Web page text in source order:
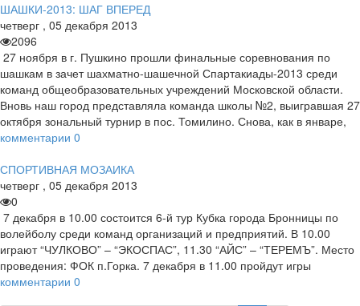
ШАШКИ-2013: ШАГ ВПЕРЕД
четверг , 05 декабря 2013
2096
27 ноября в г. Пушкино прошли финальные соревнования по
шашкам в зачет шахматно-шашечной Спартакиады-2013 среди
команд общеобразовательных учреждений Московской области.
Вновь наш город представляла команда школы №2, выигравшая 27
октября зональный турнир в пос. Томилино. Снова, как в январе,
комментарии 0
СПОРТИВНАЯ МОЗАИКА
четверг , 05 декабря 2013
0
7 декабря в 10.00 состоится 6-й тур Кубка города Бронницы по
волейболу среди команд организаций и предприятий. В 10.00
играют “ЧУЛКОВО” – “ЭКОСПАС”, 11.30 “АЙС” – “ТЕРЕМЪ”. Место
проведения: ФОК п.Горка. 7 декабря в 11.00 пройдут игры
комментарии 0